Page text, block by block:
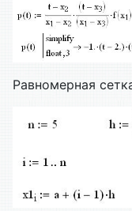
Равномерная